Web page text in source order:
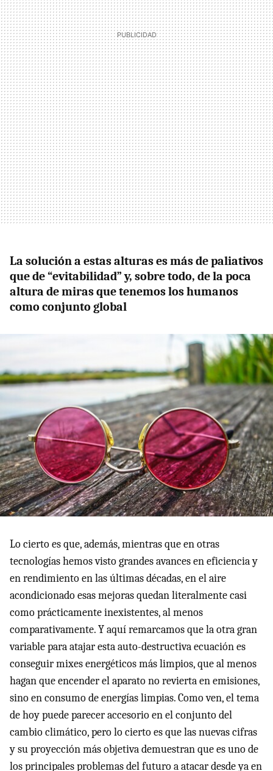
La solución a estas alturas es más de paliativos
que de “evitabilidad” y, sobre todo, de la poca
altura de miras que tenemos los humanos
como conjunto global
Lo cierto es que, además, mientras que en otras
tecnologías hemos visto grandes avances en eficiencia y
en rendimiento en las últimas décadas, en el aire
acondicionado esas mejoras quedan literalmente casi
como prácticamente inexistentes, al menos
comparativamente. Y aquí remarcamos que la otra gran
variable para atajar esta auto-destructiva ecuación es
conseguir mixes energéticos más limpios, que al menos
hagan que encender el aparato no revierta en emisiones,
sino en consumo de energías limpias. Como ven, el tema
de hoy puede parecer accesorio en el conjunto del
cambio climático, pero lo cierto es que las nuevas cifras
y su proyección más objetiva demuestran que es uno de
los principales problemas del futuro a atacar desde ya en